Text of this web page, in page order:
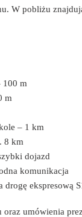
W pobliżu
100 m
m
– 1 km
8 km
dojazd
komunikacja
ekspresową
oraz umówienia